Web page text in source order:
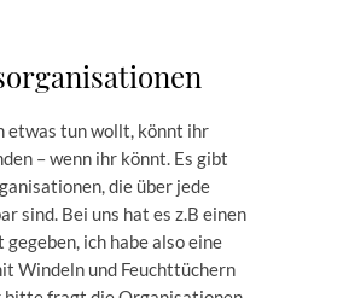
etwas tun wollt, könnt ihr
– wenn ihr könnt. Es gibt
die über jede
sind. Bei uns hat es z.B einen
ich habe also eine
Windeln und Feuchttüchern